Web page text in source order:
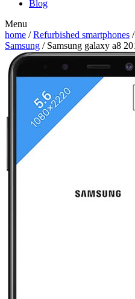
Blog
Menu
home /Refurbished smartphones /
Samsung / Samsung galaxy a8